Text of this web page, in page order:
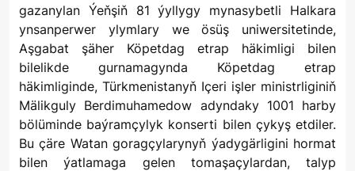
gazanylan Ýeňşiň 81 ýyllygy mynasybetli Halkara
ynsanperwer ylymlary we ösüş uniwersitetinde,
Aşgabat şäher Köpetdag etrap häkimligi bilen
bilelikde gurnamagynda Köpetdag etrap
häkimliginde, Türkmenistanyň Içeri işler ministrliginiň
Mälikguly Berdimuhamedow adyndaky 1001 harby
bölüminde baýramçylyk konserti bilen çykyş etdiler.
Bu çäre Watan goragçylarynyň ýadygärligini hormat
bilen ýatlamaga gelen tomaşaçylardan, talyp